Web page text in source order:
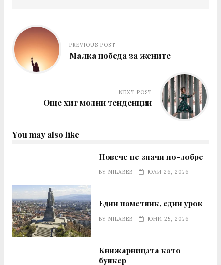
PREVIOUS POST
Малка победа за жените
NEXT POST
Още хит модни тенденции
You may also like
Повече не значи по-добре
BYMILABEB ЮЛИ 26, 2026
Един паметник, един урок
BYMILABEB ЮНИ 25, 2026
Книжарницата като
бункер